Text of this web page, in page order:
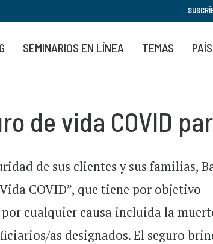
al
contenido
principal
SEMINARIOS EN LÍNEA TEMAS
de vida COVID
de sus clientes y sus familias,
COVID”, que tiene por objetivo
cualquier causa incluida la
as designados. El seguro